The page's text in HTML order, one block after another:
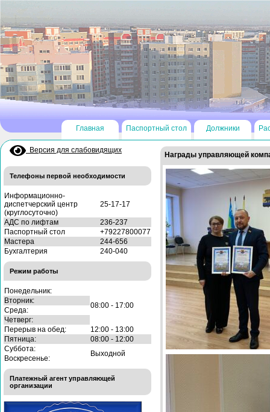
Главная Паспортный стол Должники
Версия для слабовидящих
Телефоны первой необходимости
Информационно-
диспетчерский центр
(круглосуточно)
25-17-17
АДС по лифтам
236-237
Паспортный стол
+79227800077
Мастера
244-656
Бухгалтерия
240-040
Режим работы
Понедельник:
08:00 - 17:00
Вторник:
Среда:
Четверг:
Перерыв на обед:
12:00 - 13:00
Пятница:
08:00 - 12:00
Суббота:
Выходной
Воскресенье:
Платежный агент управляющей
организации
Награды управляющей